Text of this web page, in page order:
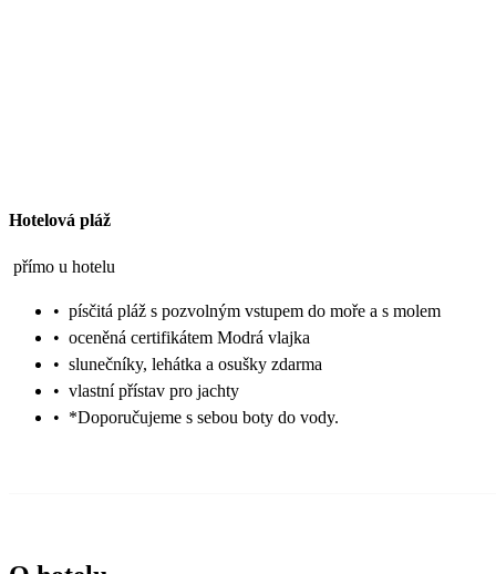
Hotelová pláž
přímo u hotelu
• písčitá pláž s pozvolným vstupem do moře a s molem
• oceněná certifikátem Modrá vlajka
• slunečníky, lehátka a osušky zdarma
• vlastní přístav pro jachty
• *Doporučujeme s sebou boty do vody.